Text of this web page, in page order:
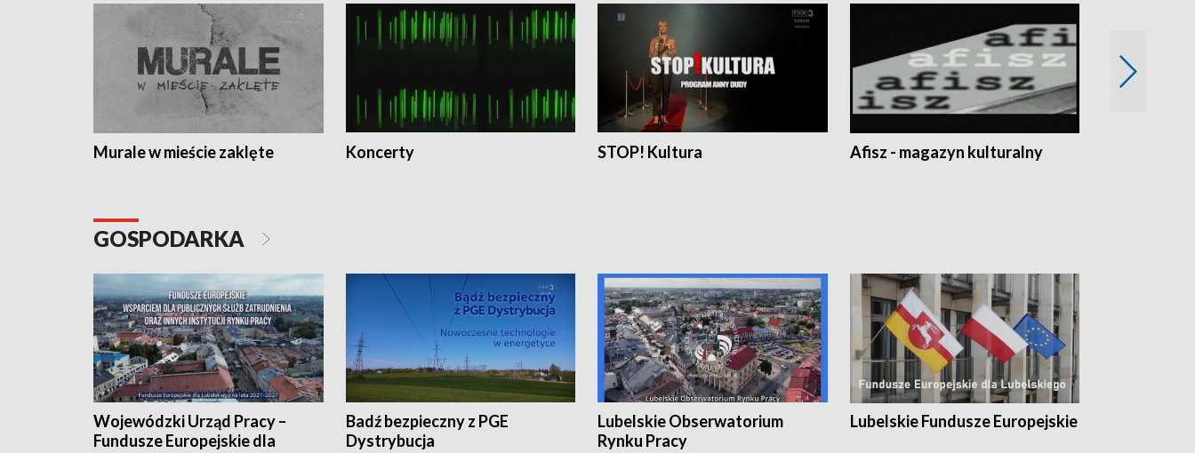
Murale w mieście zaklęte Koncerty STOP! Kultura Afisz - magazyn kulturalny
GOSPODARKA
Wojewódzki Urząd Pracy –
Fundusze Europejskie dla
Badź bezpieczny z PGE
Dystrybucja
Lubelskie Obserwatorium
Rynku Pracy
Lubelskie Fundusze Europejskie